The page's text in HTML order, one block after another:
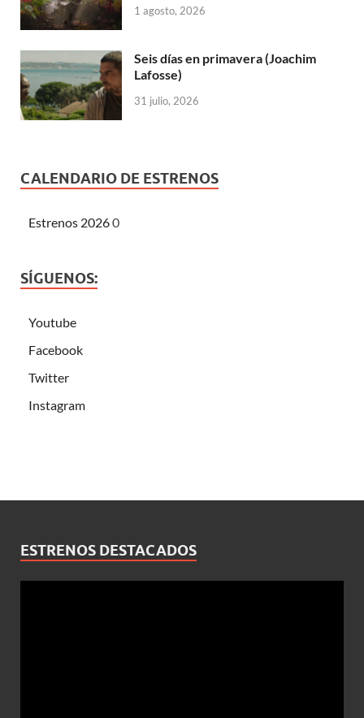
1 agosto, 2026
Seis días en primavera (Joachim
Lafosse)
31 julio, 2026
CALENDARIO DE ESTRENOS
Estrenos 20260
SÍGUENOS:
Youtube
Facebook
Twitter
Instagram
ESTRENOS DESTACADOS